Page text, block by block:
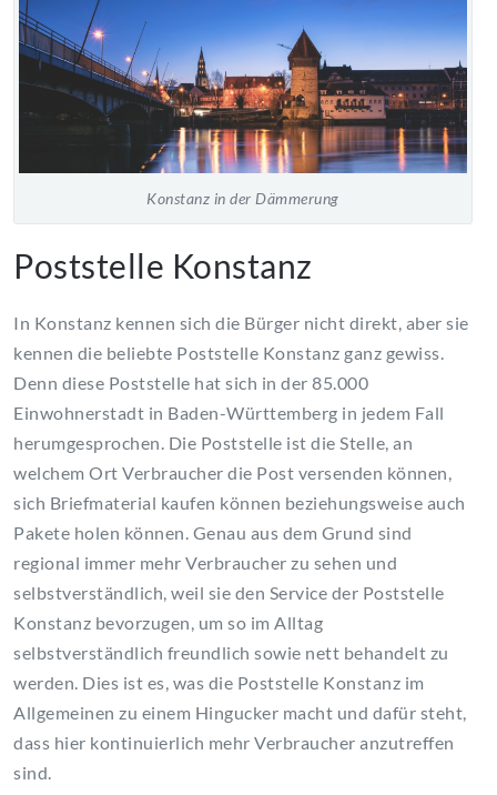
Konstanz in der Dämmerung
Poststelle Konstanz
In Konstanz kennen sich die Bürger nicht direkt, aber sie
kennen die beliebte Poststelle Konstanz ganz gewiss.
Denn diese Poststelle hat sich in der 85.000
Einwohnerstadt in Baden-Württemberg in jedem Fall
herumgesprochen. Die Poststelle ist die Stelle, an
welchem Ort Verbraucher die Post versenden können,
sich Briefmaterial kaufen können beziehungsweise auch
Pakete holen können. Genau aus dem Grund sind
regional immer mehr Verbraucher zu sehen und
selbstverständlich, weil sie den Service der Poststelle
Konstanz bevorzugen, um so im Alltag
selbstverständlich freundlich sowie nett behandelt zu
werden. Dies ist es, was die Poststelle Konstanz im
Allgemeinen zu einem Hingucker macht und dafür steht,
dass hier kontinuierlich mehr Verbraucher anzutreffen
sind.